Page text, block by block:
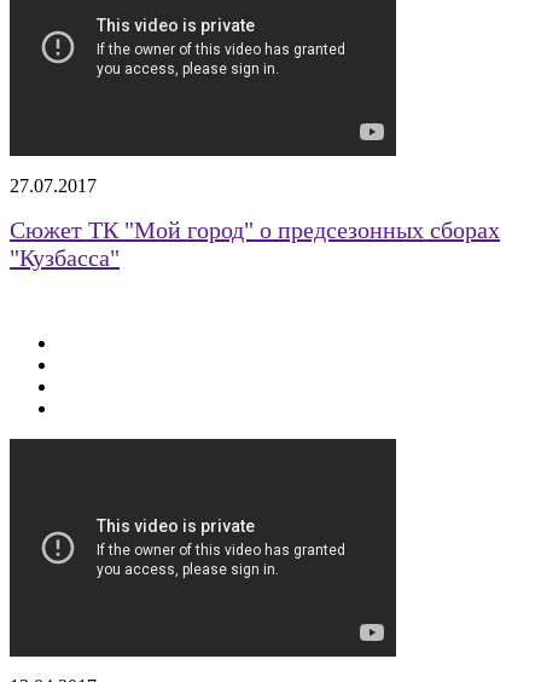
27.07.2017
Сюжет ТК "Мой город" о предсезонных сборах
"Кузбасса"